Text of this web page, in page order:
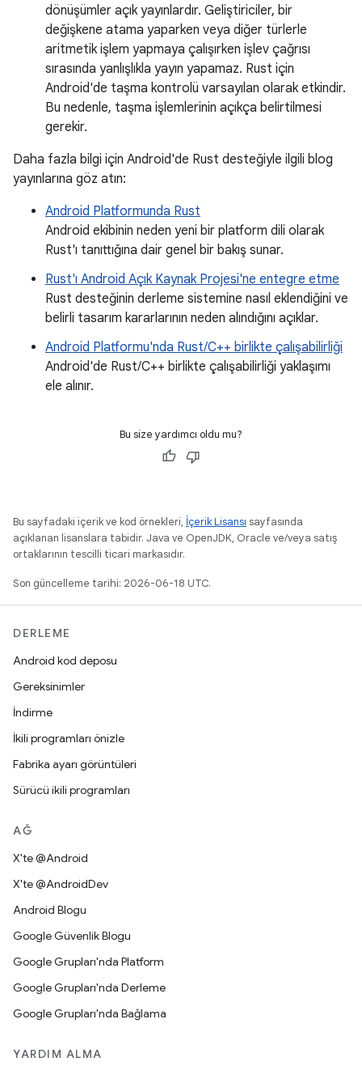
dönüşümler açık yayınlardır. Geliştiriciler, bir
değişkene atama yaparken veya diğer türlerle
aritmetik işlem yapmaya çalışırken işlev çağrısı
sırasında yanlışlıkla yayın yapamaz. Rust için
Android'de taşma kontrolü varsayılan olarak etkindir.
Bu nedenle, taşma işlemlerinin açıkça belirtilmesi
gerekir.
Daha fazla bilgi için Android'de Rust desteğiyle ilgili blog
yayınlarına göz atın:
Android Platformunda Rust
Android ekibinin neden yeni bir platform dili olarak
Rust'ı tanıttığına dair genel bir bakış sunar.
Rust'ı Android Açık Kaynak Projesi'ne entegre etme
Rust desteğinin derleme sistemine nasıl eklendiğini ve
belirli tasarım kararlarının neden alındığını açıklar.
Android Platformu'nda Rust/C++ birlikte çalışabilirliği
Android'de Rust/C++ birlikte çalışabilirliği yaklaşımı
ele alınır.
Bu size yardımcı oldu mu?
Bu sayfadaki içerik ve kod örnekleri, İçerik Lisansı sayfasında
açıklanan lisanslara tabidir. Java ve OpenJDK, Oracle ve/veya satış
ortaklarının tescilli ticari markasıdır.
Son güncelleme tarihi: 2026-06-18 UTC.
DERLEME
Android kod deposu
Gereksinimler
İndirme
İkili programları önizle
Fabrika ayarı görüntüleri
Sürücü ikili programları
AĞ
X'te @Android
X'te @AndroidDev
Android Blogu
Google Güvenlik Blogu
Google Grupları'nda Platform
Google Grupları'nda Derleme
Google Grupları'nda Bağlama
YARDIM ALMA